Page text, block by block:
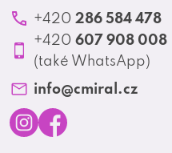
Ochrana osobních údajů
Produktové katalogy
Profesionální spolupráce
Matrix Club
+420 286 584 478
+420 607 908 008
(také WhatsApp)
info@cmiral.cz